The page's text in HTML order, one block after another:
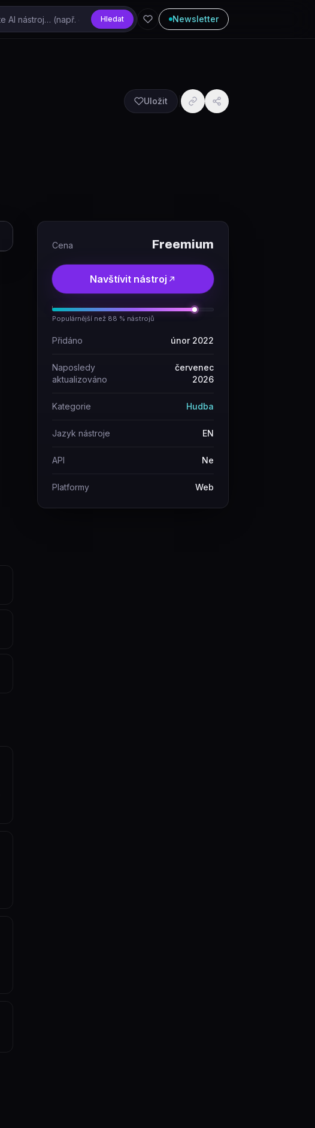
Hledat Newsletter
Uložit
Cena Freemium
Navštívit nástroj
Populárnější než 88 % nástrojů
Přidáno únor 2022
Naposledy
aktualizováno
červenec
2026
Kategorie Hudba
Jazyk nástroje EN
API Ne
Platformy Web